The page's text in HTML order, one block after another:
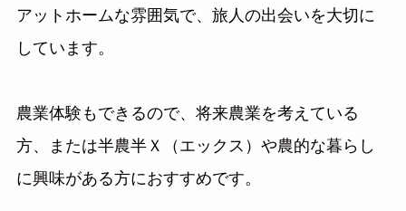
アットホームな雰囲気で、旅人の出会いを大切に
しています。
農業体験もできるので、将来農業を考えている
方、
または半農半Ｘ（エックス） や農的な暮らし
に興味がある方におすすめです。